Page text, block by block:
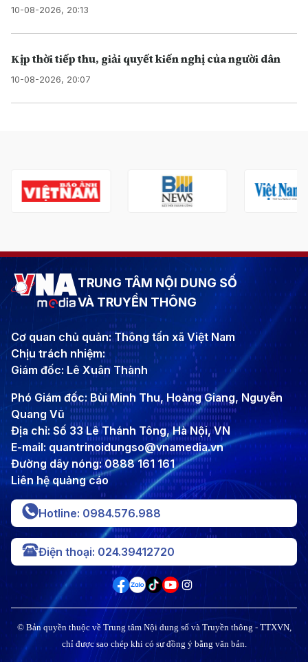
10-08-2026, 20:13
Kịp thời tiếp thu, giải quyết kiến nghị của người dân
10-08-2026, 20:07
TRUNG TÂM NỘI DUNG SỐ
VÀ TRUYỀN THÔNG
Cơ quan chủ quản: Thông tấn xã Việt Nam
Chịu trách nhiệm:
Giám đốc: Lê Xuân Thành
Phó Giám đốc: Bùi Minh Thu, Hoàng Giang, Nguyễn
Quang Vũ
Địa chỉ: Số 33 Lê Thánh Tông, Hà Nội, VN
E-mail: quantrinoidungso@vnamedia.vn
Đường dây nóng: 0888 161 161
Liên hệ quảng cáo
Hotline: 0984.576.988
Điện thoại: 024.39412720
© Bản quyền thuộc về Trung tâm Nội dung số và Truyền thông - TTXVN,
chỉ được sao chép khi có sự đồng ý bằng văn bản.